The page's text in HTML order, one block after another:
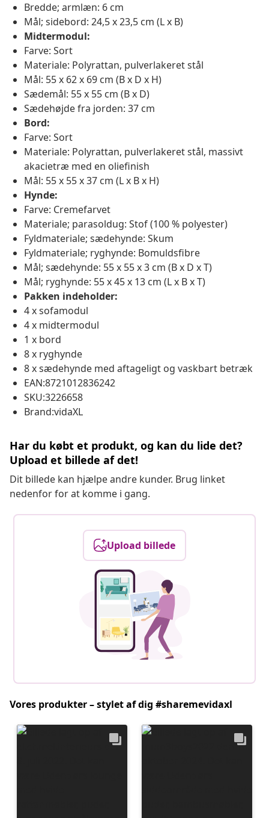
Bredde; armlæn: 6 cm
Mål; sidebord: 24,5 x 23,5 cm (L x B)
Midtermodul:
Farve: Sort
Materiale: Polyrattan, pulverlakeret stål
Mål: 55 x 62 x 69 cm (B x D x H)
Sædemål: 55 x 55 cm (B x D)
Sædehøjde fra jorden: 37 cm
Bord:
Farve: Sort
Materiale: Polyrattan, pulverlakeret stål, massivt
akacietræ med en oliefinish
Mål: 55 x 55 x 37 cm (L x B x H)
Hynde:
Farve: Cremefarvet
Materiale; parasoldug: Stof (100 % polyester)
Fyldmateriale; sædehynde: Skum
Fyldmateriale; ryghynde: Bomuldsfibre
Mål; sædehynde: 55 x 55 x 3 cm (B x D x T)
Mål; ryghynde: 55 x 45 x 13 cm (L x B x T)
Pakken indeholder:
4 x sofamodul
4 x midtermodul
1 x bord
8 x ryghynde
8 x sædehynde med aftageligt og vaskbart betræk
EAN:8721012836242
SKU:3226658
Brand:vidaXL
Har du købt et produkt, og kan du lide det?
Upload et billede af det!
Dit billede kan hjælpe andre kunder. Brug linket
nedenfor for at komme i gang.
Upload billede
Vores produkter – stylet af dig #sharemevidaxl